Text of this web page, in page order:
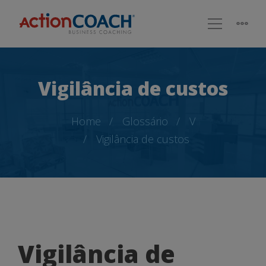
Vigilância de custos
Home Glossário
V
Vigilância de custos
Vigilância
Vigilância de